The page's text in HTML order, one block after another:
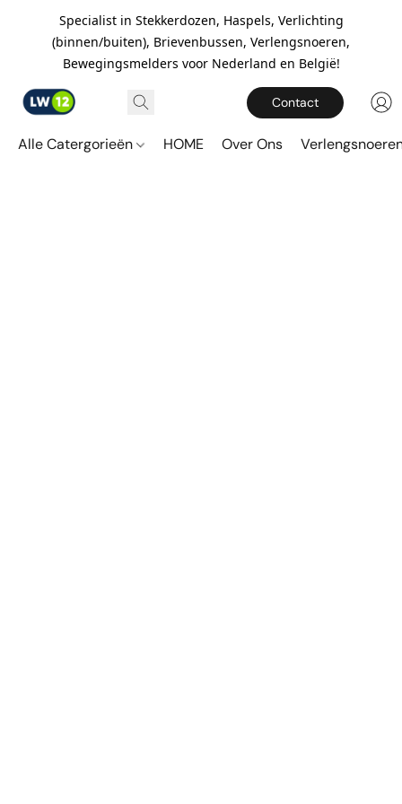
Specialist in Stekkerdozen, Haspels, Verlichting
(binnen/buiten), Brievenbussen, Verlengsnoeren,
Bewegingsmelders voor Nederland en België!
Contact
Alle Catergorieën HOME Over Ons